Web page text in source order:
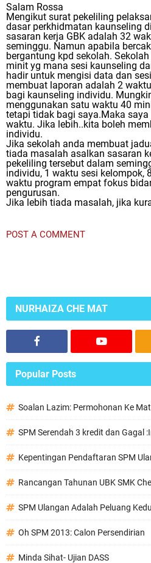
Salam Rossa
Mengikut surat pekeliling
dasar perkhidmatan kaunseling
sasaran kerja GBK adalah 32
seminggu. Namun apabila
bergantung kpd sekolah.
minit yg mana sesi kaunseling
hadir untuk mengisi data dan
membuat laporan adalah 2
bagi kaunseling individu.
menggunakan satu waktu 40
tetapi tidak bagi saya.Maka
waktu. Jika lebih..kita boleh
individu.
Jika sekolah anda membuat
tiada masalah asalkan sasaran
pekeliling tersebut dalam
individu, 1 waktu sesi kelompok,
waktu program empat fokus
pengurusan.
Jika lebih tiada masalah, jika
POST A COMMENT
NURHAIZA CHE MAT
Popular Posts
Soalan Lazim: Permohonan Ke
SPM Serendah 3 kredit dan Gagal
Kepentingan Pendaftaran SPM
Rancangan Tahunan UBK SMK
SPM Ulangan Adalah Peluang
Oh SPM 2013: Calon Persendirian
Minda Sihat- Ujian DASS